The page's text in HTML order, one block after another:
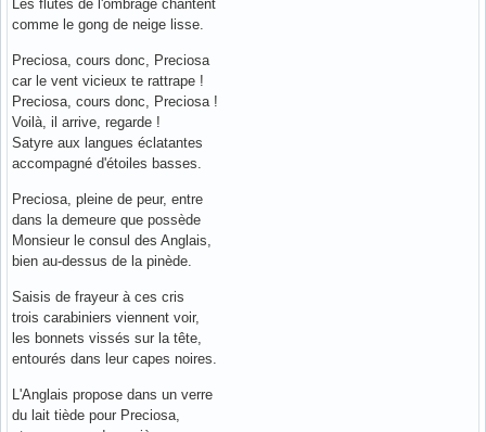
Les flûtes de l'ombrage chantent
comme le gong de neige lisse.
Preciosa, cours donc, Preciosa
car le vent vicieux te rattrape !
Preciosa, cours donc, Preciosa !
Voilà, il arrive, regarde !
Satyre aux langues éclatantes
accompagné d'étoiles basses.
Preciosa, pleine de peur, entre
dans la demeure que possède
Monsieur le consul des Anglais,
bien au-dessus de la pinède.
Saisis de frayeur à ces cris
trois carabiniers viennent voir,
les bonnets vissés sur la tête,
entourés dans leur capes noires.
L'Anglais propose dans un verre
du lait tiède pour Preciosa,